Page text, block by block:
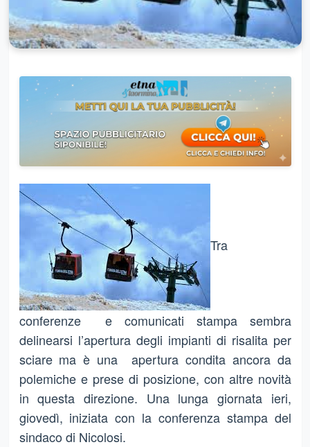
Tra
conferenze e comunicati stampa sembra
delinearsi l’apertura degli impianti di risalita per
sciare ma è una apertura condita ancora da
polemiche e prese di posizione, con altre novità
in questa direzione. Una lunga giornata ieri,
giovedì, iniziata con la conferenza stampa del
sindaco di Nicolosi.